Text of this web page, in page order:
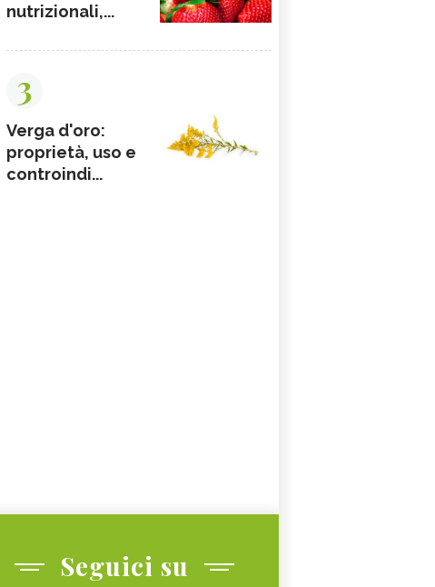
nutrizionali,...
3
Verga d'oro:
proprietà, uso e
controindi...
Seguici su